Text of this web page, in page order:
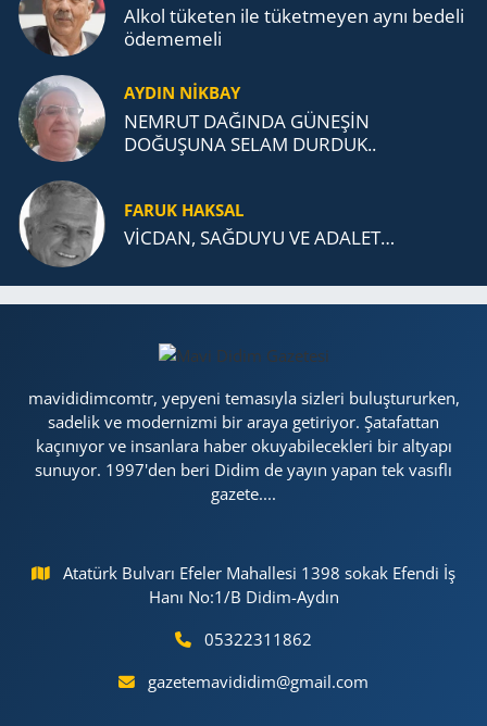
Alkol tü­ke­ten ile tü­ket­me­yen aynı be­de­li
öde­me­me­li
AYDIN NİKBAY
NEMRUT DAĞINDA GÜNEŞİN
DOĞUŞUNA SELAM DURDUK..
FARUK HAKSAL
VİCDAN, SAĞ­DU­YU VE ADA­LET…
mavididimcomtr, yepyeni temasıyla sizleri buluştururken,
sadelik ve modernizmi bir araya getiriyor. Şatafattan
kaçınıyor ve insanlara haber okuyabilecekleri bir altyapı
sunuyor. 1997'den beri Didim de yayın yapan tek vasıflı
gazete....
Atatürk Bulvarı Efeler Mahallesi 1398 sokak Efendi İş
Hanı No:1/B Didim-Aydın
05322311862
gazetemavididim@gmail.com